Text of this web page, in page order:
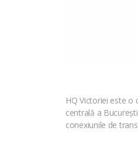
HQ Victoriei este o
centrală a
conexiunile de